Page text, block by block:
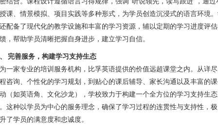
课、情景模拟、项目实践等多种形式，为学员创造沉浸式的语言环境
配备了现代化的教学设施和丰富的学习资源，辅以定期的学习进度评
，帮助学员清晰把握自身进步，建立学习自信。
完善服务，构建学习支持生态
一家专业的培训服务机构，比孚英语提供的价值远超课堂之内。从详
咨询、个性化的学习规划，到贴心的课后辅导、家长沟通以及丰富的
（如英语角、文化沙龙），学校致力于构建一个全方位的学习支持生
这种以学员为中心的服务理念，确保了学习过程的连贯性与支持性，
了学员的满意度和忠诚度。